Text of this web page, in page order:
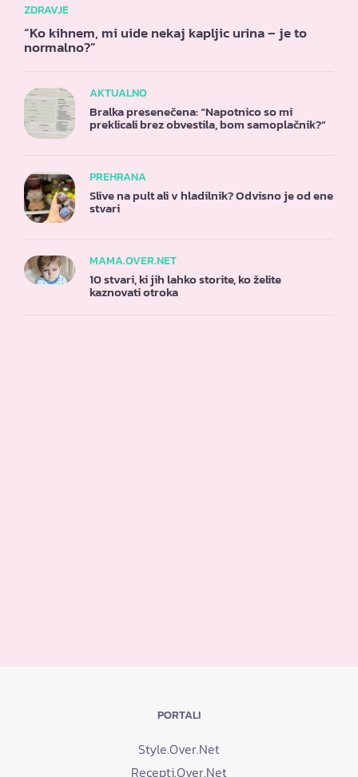
ZDRAVJE
“Ko kihnem, mi uide nekaj kapljic urina – je to
normalno?”
AKTUALNO
Bralka presenečena: “Napotnico so mi
preklicali brez obvestila, bom samoplačnik?”
PREHRANA
Slive na pult ali v hladilnik? Odvisno je od ene
stvari
MAMA.OVER.NET
10 stvari, ki jih lahko storite, ko želite
kaznovati otroka
PORTALI
Style.Over.Net
Recepti.Over.Net